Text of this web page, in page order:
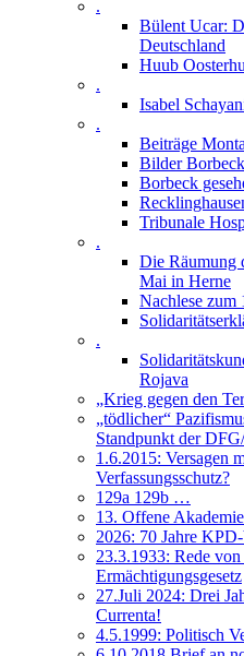
.
Bülent Ucar:
Deutschland
Huub
.
Isabel
.
Beiträge
Bilder
Borbeck
Tribunale
.
Die Räumung
Mai in Herne
Nachlese zum
.
Rojava
„Krieg gegen den
„tödlicher“
Standpunkt der
1.6.2015: Versagen
Verfassungsschutz?
129a 129b …
13. Offene
2026: 70 Jahre
23.3.1933: Rede
Ermächtigungsgesetz
27.Juli 2024: Drei
Currenta!
4.5.1999: Politisch